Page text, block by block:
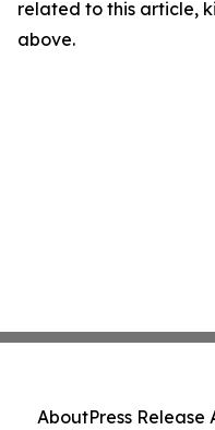
related to this article,
above.
AboutPress Release